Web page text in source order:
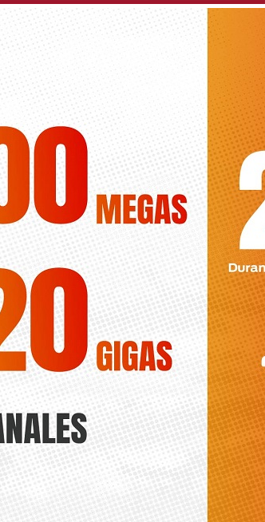
agilice la limpieza de los solares de
en Pleno en 2018, pese a ello los socialistas